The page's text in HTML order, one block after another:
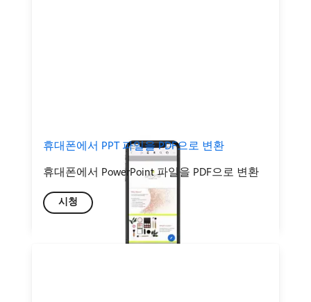
휴대폰에서 PPT 파일을 PDF으로 변환
휴대폰에서 PowerPoint 파일을 PDF으로 변환
시청